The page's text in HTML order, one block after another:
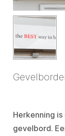
Herkenning
gevelbord.